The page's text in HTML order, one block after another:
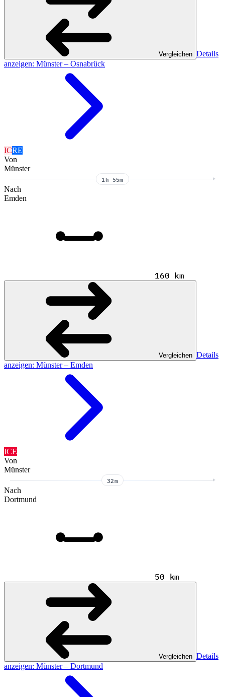
Vergleichen Details
anzeigen: Münster – Osnabrück
ICRE
Von
Münster
1h 55m
Nach
Emden
160 km
Vergleichen Details
anzeigen: Münster – Emden
ICE
Von
Münster
32m
Nach
Dortmund
50 km
Vergleichen Details
anzeigen: Münster – Dortmund